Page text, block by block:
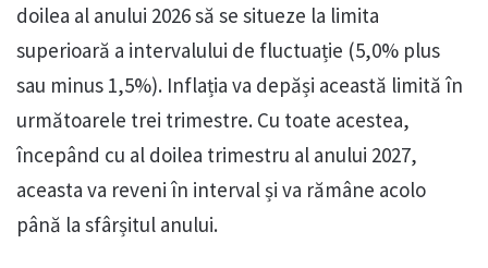
doilea al anului 2026 să se situeze la limita
superioară a intervalului de fluctuație (5,0% plus
sau minus 1,5%). Inflația va depăși această limită în
următoarele trei trimestre. Cu toate acestea,
începând cu al doilea trimestru al anului 2027,
aceasta va reveni în interval și va rămâne acolo
până la sfârșitul anului.